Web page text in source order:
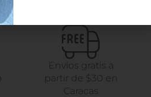
Envíos gratis a
partir de $30 en
Caracas